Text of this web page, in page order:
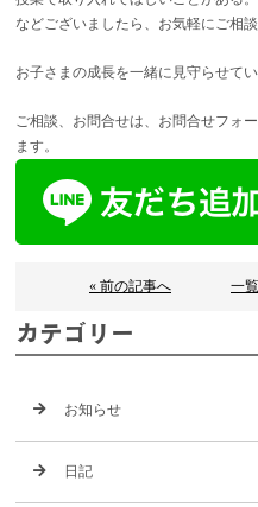
などございましたら、お気軽にご相談
お子さまの成長を一緒に見守らせて
ご相談、お問合せは、お問合せフォ
ます。
« 前の記事へ 一
カテゴリー
お知らせ
日記